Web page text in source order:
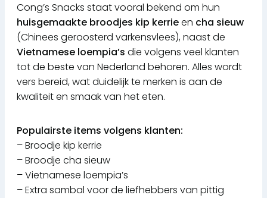
Cong’s Snacks staat vooral bekend om hun
huisgemaakte broodjes kip kerrieen cha sieuw
(Chinees geroosterd varkensvlees), naast de
Vietnamese loempia’s die volgens veel klanten
tot de beste van Nederland behoren. Alles wordt
vers bereid, wat duidelijk te merken is aan de
kwaliteit en smaak van het eten.
Populairste items volgens klanten:
– Broodje kip kerrie
– Broodje cha sieuw
– Vietnamese loempia’s
– Extra sambal voor de liefhebbers van pittig